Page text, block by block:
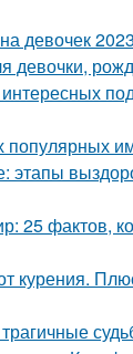
девочек
девочки,
популярных
этапы
25 фактов,
курения.